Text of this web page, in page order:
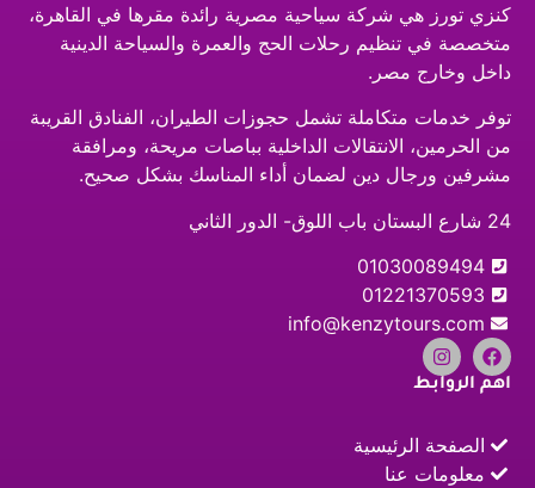
كنزي تورز هي شركة سياحية مصرية رائدة مقرها في القاهرة،
متخصصة في تنظيم رحلات الحج والعمرة والسياحة الدينية
داخل وخارج مصر.
توفر خدمات متكاملة تشمل حجوزات الطيران، الفنادق القريبة
من الحرمين، الانتقالات الداخلية بباصات مريحة، ومرافقة
مشرفين ورجال دين لضمان أداء المناسك بشكل صحيح.
24 شارع البستان باب اللوق- الدور الثاني
01030089494
01221370593
info@kenzytours.com
اهم الروابط
الصفحة الرئيسية
معلومات عنا